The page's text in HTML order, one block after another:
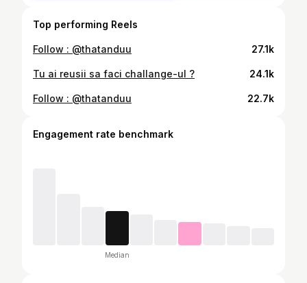
Top performing Reels
Follow : @thatanduu 27.1k
Tu ai reusii sa faci challange-ul ? 24.1k
Follow : @thatanduu 22.7k
Engagement rate benchmark
Median